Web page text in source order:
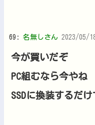
69: 名無しさん 2023/05/
今が買いだぞ
PC組むなら今やね
SSDに換装するだ